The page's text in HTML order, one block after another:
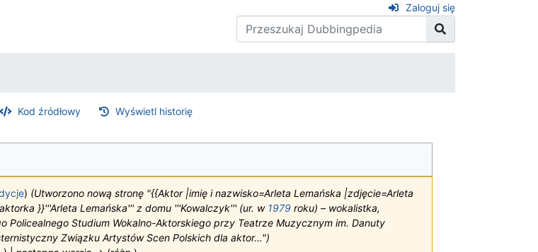
Zaloguj się
Kod źródłowy Wyświetl historię
) (Utworzono nową stronę "{{Aktor |imię i nazwisko=Arleta Lemańska |zdjęcie=Arleta
}}'''Arleta Lemańska''' z domu '''Kowalczyk''' (ur. w 1979 roku) – wokalistka,
Studium Wokalno-Aktorskiego przy Teatrze Muzycznym im. Danuty
Związku Artystów Scen Polskich dla aktor…")